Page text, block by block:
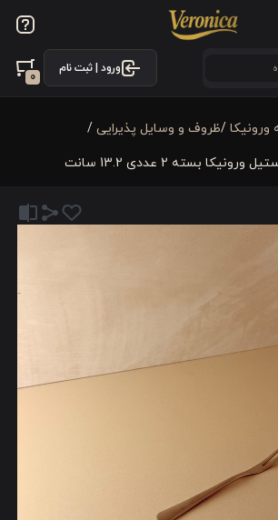
ورود | ثبت نام
0
ورونیکا /ظروف و وسایل پذیرایی /
بسته 2 عددی 13.2 سانت